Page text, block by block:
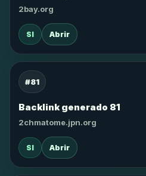
2bay.org
SI Abrir
#81
Backlink generado 81
2chmatome.jpn.org
SI Abrir